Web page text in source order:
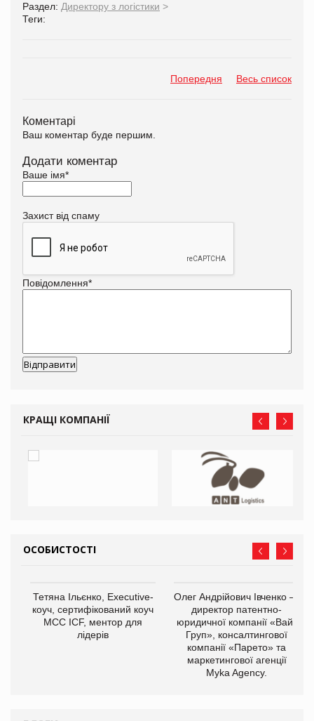
Раздел: Директору з логістики >
Теги:
Попередня Весь список
Коментарі
Ваш коментар буде першим.
Додати коментар
Ваше імя*
Захист від спаму
Повідомлення*
КРАЩІ КОМПАНІЇ
ОСОБИСТОСТІ
Тетяна Ільєнко, Executive-
коуч, сертифікований коуч
МСС ICF, ментор для
лідерів
Олег Андрійович Івченко —
директор патентно-
юридичної компанії «Вайз
Груп», консалтингової
компанії «Парето» та
маркетингової агенції
Myka Agency.